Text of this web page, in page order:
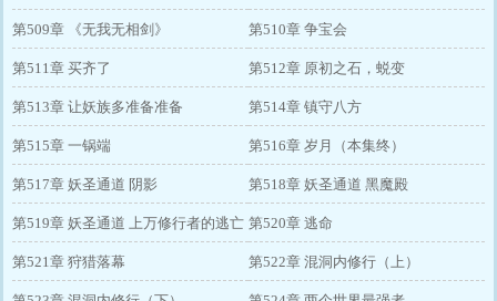
第509章 《无我无相剑》 第510章 争宝会
第511章 买齐了 第512章 原初之石，蜕变
第513章 让妖族多准备准备 第514章 镇守八方
第515章 一锅端 第516章 岁月（本集终）
第517章 妖圣通道 阴影 第518章 妖圣通道 黑魔殿
第519章 妖圣通道 上万修行者的逃亡 第520章 逃命
第521章 狩猎落幕 第522章 混洞内修行（上）